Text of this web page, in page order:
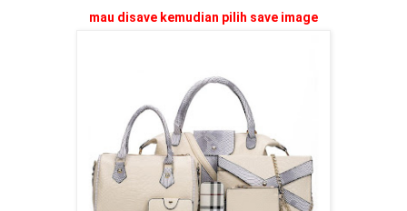
mau disave kemudian pilih save image